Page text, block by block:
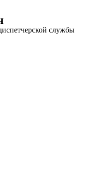
службы